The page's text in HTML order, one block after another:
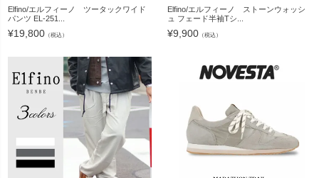
Elfino/エルフィーノ ツータックワイド
パンツ EL-251...
¥19,800 （税込）
Elfino/エルフィーノ ストーンウォッシ
ュ フェード半袖Tシ...
¥9,900 （税込）